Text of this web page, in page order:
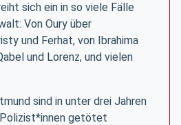
sich ein in so viele Fälle
Von Oury über
und Ferhat, von Ibrahima
und Lorenz, und vielen
sind in unter drei Jahren
getötet